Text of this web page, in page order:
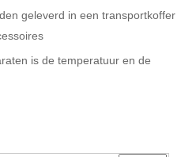
geleverd in een transportkoffer
is de temperatuur en de